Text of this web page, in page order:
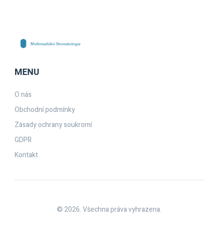
MENU
O nás
Obchodní podmínky
Zásady ochrany soukromí
GDPR
Kontakt
© 2026. Všechna práva vyhrazena.